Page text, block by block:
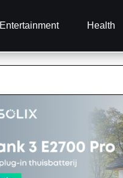
Entertainment Health